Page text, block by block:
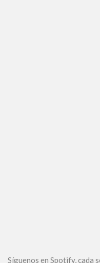
Síguenos en Spotify, cada